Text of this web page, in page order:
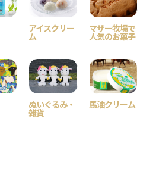
アイスクリー
ム
マザー牧場で
人気のお菓子
ぬいぐるみ・
雑貨
馬油クリーム